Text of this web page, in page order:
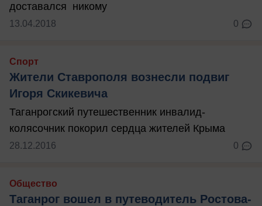
доставался никому
13.04.2018 0
Спорт
Жители Ставрополя вознесли подвиг
Игоря Скикевича
Таганрогский путешественник инвалид-
колясочник покорил сердца жителей Крыма
28.12.2016 0
Общество
Таганрог вошел в путеводитель Ростова-